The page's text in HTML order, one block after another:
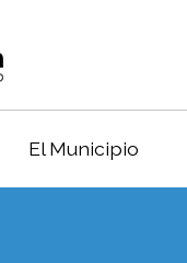
El Municipio